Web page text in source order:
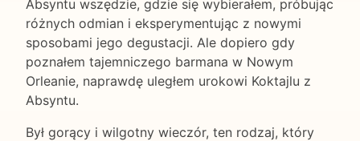
Absyntu wszędzie, gdzie się wybierałem, próbując
różnych odmian i eksperymentując z nowymi
sposobami jego degustacji. Ale dopiero gdy
poznałem tajemniczego barmana w Nowym
Orleanie, naprawdę uległem urokowi Koktajlu z
Absyntu.
Był gorący i wilgotny wieczór, ten rodzaj, który